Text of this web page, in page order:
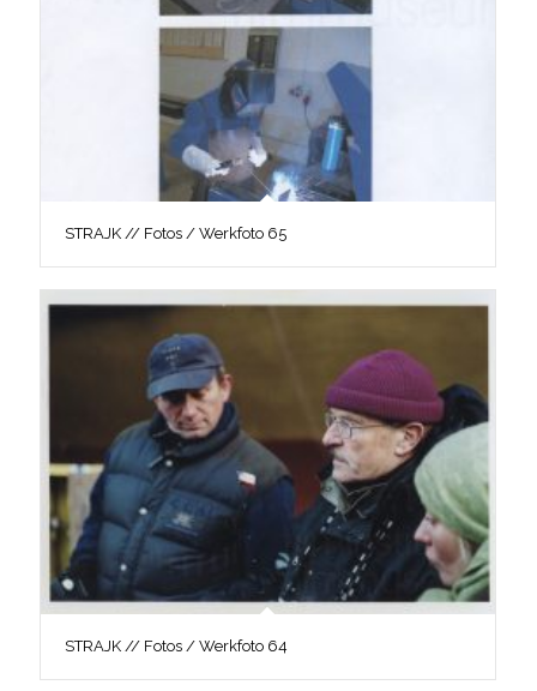
STRAJK // Fotos / Werkfoto 65
STRAJK // Fotos / Werkfoto 64